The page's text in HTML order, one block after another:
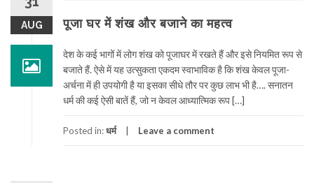
AUG पूजा घर में शंख और बजाने का महत्व
देश के कई भागों में लोग शंख को पूजाघर में रखते हैं और इसे नियम‍ित रूप से
बजाते हैं. ऐसे में यह उत्सुकता एकदम स्वाभाविक है कि शंख केवल पूजा-
अर्चना में ही उपयोगी है या इसका सीधे तौर पर कुछ लाभ भी है…. सनातन
धर्म की कई ऐसी बातें हैं, जो न केवल आध्यात्मिक रूप […]
Posted in:धर्म Leave a comment